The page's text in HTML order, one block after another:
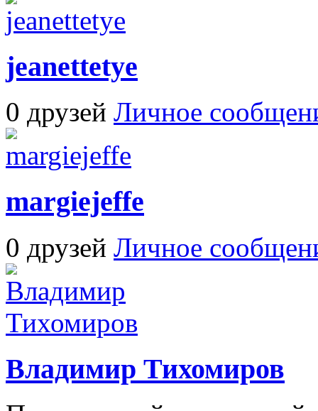
jeanettetye
0 друзей Личное
margiejeffe
0 друзей Личное
Владимир Тихомиров